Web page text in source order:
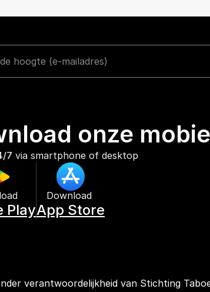
onze
7 via smartphone of desktop
Play
Download
App Store
verantwoordelijkheid van Stichting